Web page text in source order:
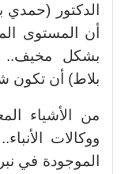
الدكتور (حمدي
أن المستوى
بشكل مخيف..
بلاط) أن تكون
من الأشياء
ووكالات
الموجودة في